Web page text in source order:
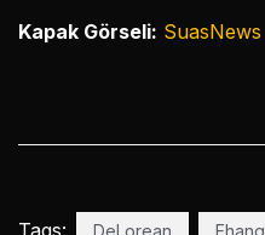
Kapak Görseli: SuasNews